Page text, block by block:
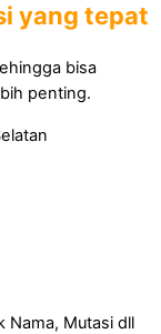
yang tepat
bisa
penting.
Nama, Mutasi dll